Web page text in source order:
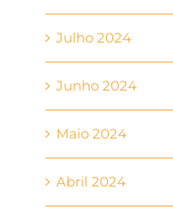
Julho 2024
Junho 2024
Maio 2024
Abril 2024